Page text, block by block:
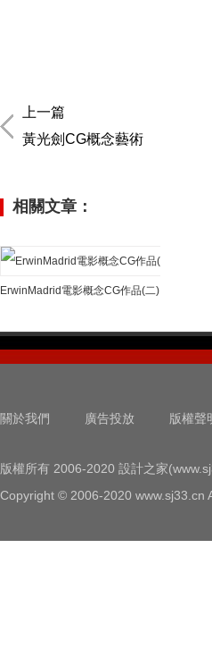
上一篇
黃光劍CG概念藝術
相關文章：
ErwinMadrid電影概念CG作品(二)
關於我們 廣告投放 版權聲
版權所有 2006-2020 設計之家
Copyright © 2006-2020 www.sj33.cn